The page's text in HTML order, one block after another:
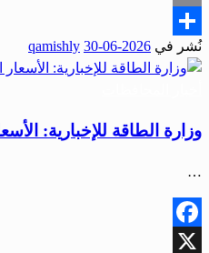
Email
Share
نُشر في 2026-06-30
qamishly
وزارة الطاقة للإخبارية:
…
Facebook